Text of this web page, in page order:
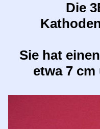
Die
Sie hat
etwa 7